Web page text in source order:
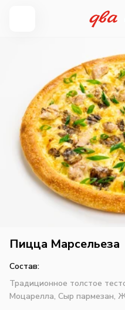
Пицца Марсельеза
Состав:
Традиционное толстое
Моцарелла, Сыр пармезан,